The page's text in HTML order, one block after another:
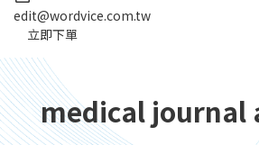
edit@wordvice.com.tw
立即下單
medical journal